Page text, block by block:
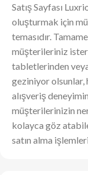
Satış Sayfası
oluşturmak için
temasıdır.
müşterileriniz
tabletlerinden
geziniyor olsunlar,
alışveriş
müşterilerinizin
kolayca göz
satın alma